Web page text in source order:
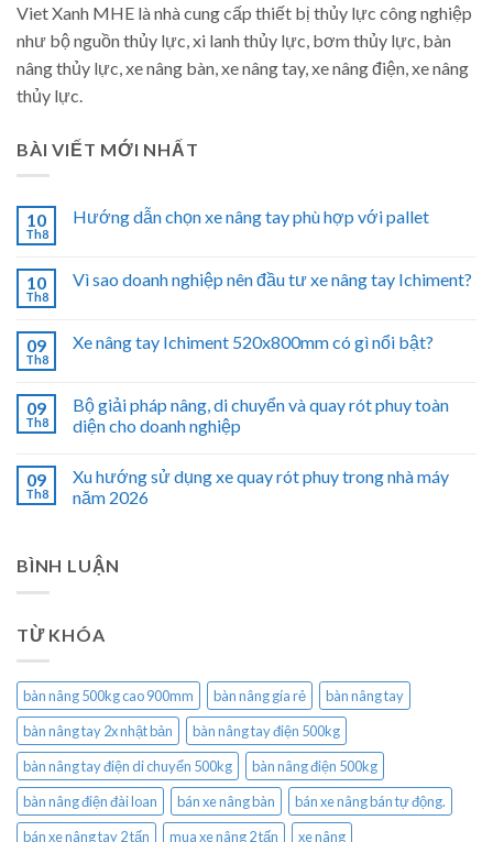
Viet Xanh MHE là nhà cung cấp thiết bị thủy lực công nghiệp
như bộ nguồn thủy lực, xi lanh thủy lực, bơm thủy lực, bàn
nâng thủy lực, xe nâng bàn, xe nâng tay, xe nâng điện, xe nâng
thủy lực.
BÀI VIẾT MỚI NHẤT
10
Th8
Hướng dẫn chọn xe nâng tay phù hợp với pallet
10
Th8
Vì sao doanh nghiệp nên đầu tư xe nâng tay Ichiment?
09
Th8
Xe nâng tay Ichiment 520x800mm có gì nổi bật?
09
Th8
Bộ giải pháp nâng, di chuyển và quay rót phuy toàn
diện cho doanh nghiệp
09
Th8
Xu hướng sử dụng xe quay rót phuy trong nhà máy
năm 2026
BÌNH LUẬN
TỪ KHÓA
bàn nâng 500kg cao 900mm bàn nâng gía rẻ
bàn nâng tay
bàn nâng tay 2x nhật bản
bàn nâng tay điện 500kg
bàn nâng tay điện di chuyển 500kg
bàn nâng điện 500kg
bàn nâng điện đài loan
bán xe nâng bàn
bán xe nâng bán tự động.
bán xe nâng tay 2 tấn
mua xe nâng 2 tấn xe nâng